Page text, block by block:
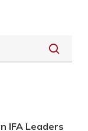
IFA Leaders